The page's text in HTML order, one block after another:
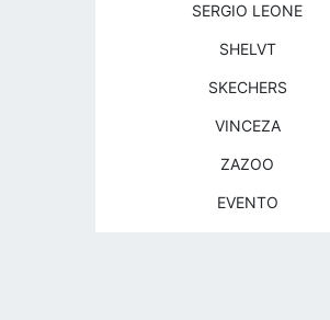
SERGIO LEONE
SHELVT
SKECHERS
VINCEZA
ZAZOO
EVENTO